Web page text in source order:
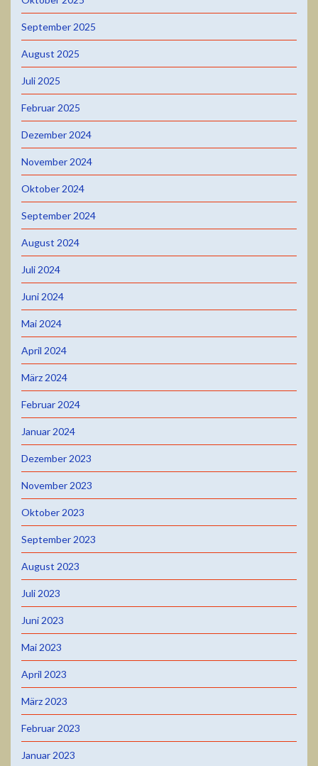
September 2025
August 2025
Juli 2025
Februar 2025
Dezember 2024
November 2024
Oktober 2024
September 2024
August 2024
Juli 2024
Juni 2024
Mai 2024
April 2024
März 2024
Februar 2024
Januar 2024
Dezember 2023
November 2023
Oktober 2023
September 2023
August 2023
Juli 2023
Juni 2023
Mai 2023
April 2023
März 2023
Februar 2023
Januar 2023